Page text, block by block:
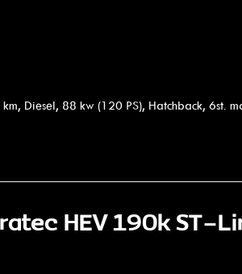
Diesel, 88 kw (120 PS), Hatchback, 6st.
HEV 190k ST-